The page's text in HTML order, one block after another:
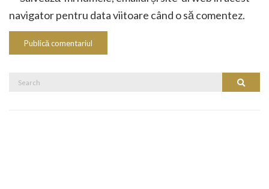
navigator pentru data viitoare când o să comentez.
Search